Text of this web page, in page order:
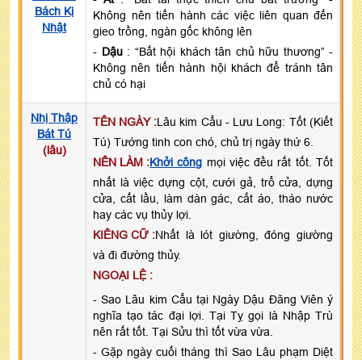
Bách Kị
Nhật
Không nên tiến hành các việc liên quan đến
gieo trồng, ngàn gốc không lên
- Dậu: “Bất hội khách tân chủ hữu thương” -
Không nên tiến hành hội khách để tránh tân
chủ có hại
Nhị Thập
Bát Tú
(lâu)
TÊN NGÀY :Lâu kim Cẩu - Lưu Long: Tốt (Kiết
Tú) Tướng tinh con chó, chủ trị ngày thứ 6.
NÊN LÀM :Khởi công mọi việc đều rất tốt. Tốt
nhất là việc dựng cột, cưới gả, trổ cửa, dựng
cửa, cất lầu, làm dàn gác, cắt áo, tháo nước
hay các vụ thủy lợi.
KIÊNG CỮ :Nhất là lót giường, đóng giường
và đi đường thủy.
NGOẠI LỆ :
- Sao Lâu kim Cẩu tại Ngày Dậu Đăng Viên ý
nghĩa tạo tác đại lợi. Tại Tỵ gọi là Nhập Trù
nên rất tốt. Tại Sửu thì tốt vừa vừa.
- Gặp ngày cuối tháng thì Sao Lâu phạm Diệt